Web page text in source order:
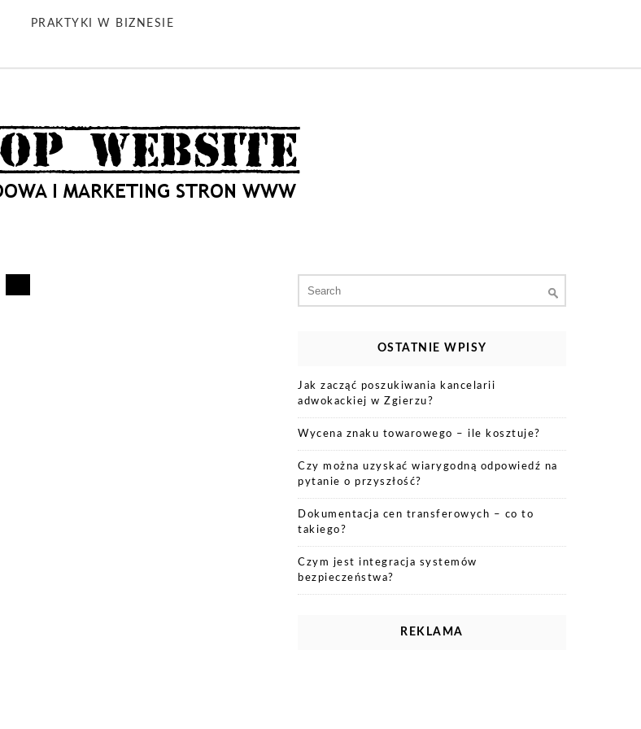
PRAKTYKI W BIZNESIE
for:
OSTATNIE WPISY
Jak zacząć poszukiwania kancelarii
adwokackiej w Zgierzu?
Wycena znaku towarowego – ile kosztuje?
Czy można uzyskać wiarygodną odpowiedź na
pytanie o przyszłość?
Dokumentacja cen transferowych – co to
takiego?
Czym jest integracja systemów
bezpieczeństwa?
REKLAMA